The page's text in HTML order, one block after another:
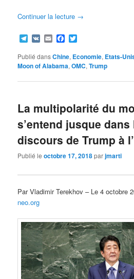
Continuer la lecture →
Telegram
VK EmailFacebook
Publié dansChine, Economie, Etats-
Moon of Alabama,OMC,Trump
La multipolarité du
s’entend jusque dans
discours de Trump à
Publié leoctobre 17, 2018parjmarti
Par Vladimir Terekhov – Le 4 octobre
neo.org